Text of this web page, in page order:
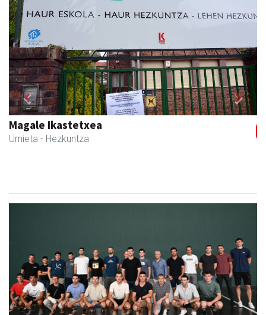
Magale Ikastetxea
Urnieta - Hezkuntza
Previous Next